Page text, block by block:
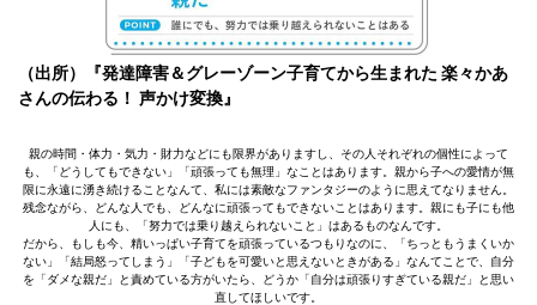
（出所）『発達障害＆グレーゾーン子育てから生まれた 楽々かあ
さんの伝わる！ 声かけ変換』
親の時間・体力・気力・財力などにも限界がありますし、その人それぞれの個性によって
も、「どうしてもできない」「頑張っても無理」なことはあります。親から子への愛情が無
限に永遠に湧き続けることなんて、私には素敵なファンタジーのように思えてなりません。
残念ながら、どんな人でも、どんなに頑張ってもできないことはあります。親にも子にも他
人にも、「努力では乗り越えられないこと」はあるものなんです。
だから、もしも今、精いっぱい子育てを頑張っているつもりなのに、「ちっともうまくいか
ない」「結局怒ってしまう」「子どもを可愛いと思えないときがある」なんてことで、自分
を「ダメな親だ」と責めている方がいたら、どうか「自分は頑張りすぎている親だ」と思い
直してほしいです。